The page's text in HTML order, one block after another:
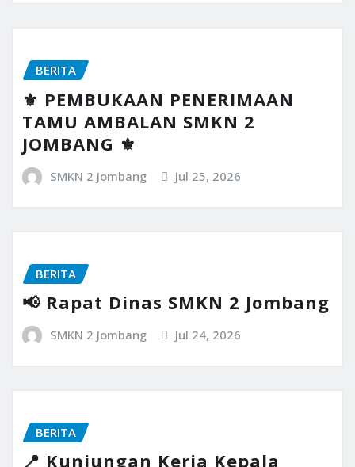
BERITA
⚜️ PEMBUKAAN PENERIMAAN
TAMU AMBALAN SMKN 2
JOMBANG ⚜️
SMKN 2 Jombang Jul 25, 2026
BERITA
📢 Rapat Dinas SMKN 2 Jombang
SMKN 2 Jombang Jul 24, 2026
BERITA
📍 Kunjungan Kerja Kepala